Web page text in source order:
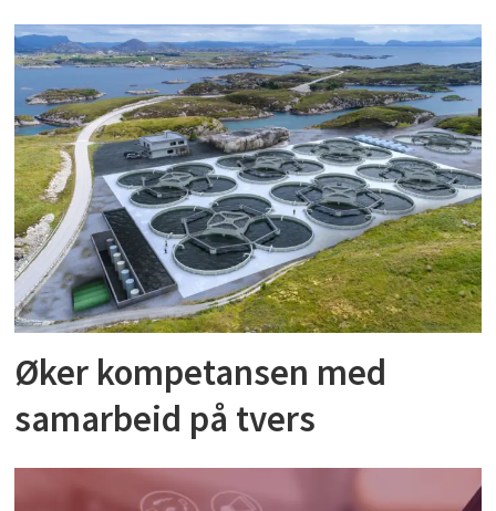
Øker kompetansen med
samarbeid på tvers